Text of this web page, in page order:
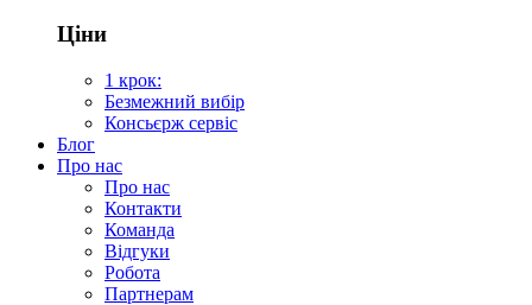
Ціни
1 крок:
Безмежний вибір
Консьєрж сервіс
Блог
Про нас
Про нас
Контакти
Команда
Відгуки
Робота
Партнерам